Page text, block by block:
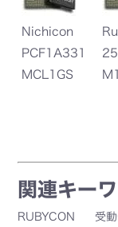
Nichicon
PCF1A331
MCL1GS
関連キー
RUBYCON 受